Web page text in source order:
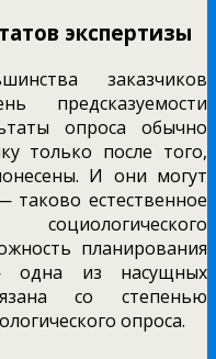
экспертизы
заказчиков
предсказуемости
опроса обычно
только после того,
И они могут
таково естественное
планирования
одна из насущных
со степенью
опроса.